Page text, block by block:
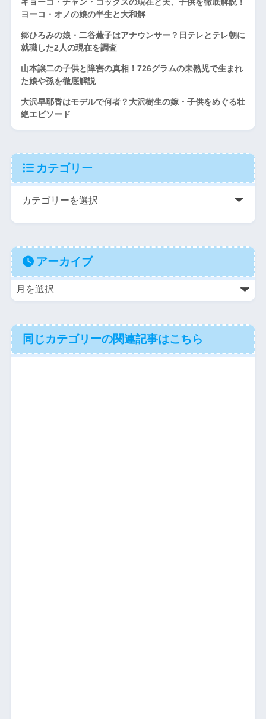
ヨーコ・オノの娘の半生と大和解
郷ひろみの娘・二谷薫子はアナウンサー？日テレとテレ朝に
就職した2人の現在を調査
山本譲二の子供と障害の真相！726グラムの未熟児で生まれ
た娘や孫を徹底解説
大沢早耶香はモデルで何者？大沢樹生の嫁・子供をめぐる壮
絶エピソード
カテゴリー
アーカイブ
同じカテゴリーの関連記事はこちら